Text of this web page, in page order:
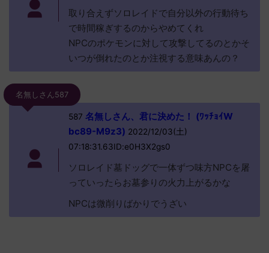
取り合えずソロレイドで自分以外の行動待ち
で時間稼ぎするのからやめてくれ
NPCのポケモンに対して攻撃してるのとかそ
いつが倒れたのとか注視する意味あんの？
名無しさん587
587 名無しさん、君に決めた！ (ﾜｯﾁｮｲW
bc89-M9z3) 2022/12/03(土)
07:18:31.63ID:e0H3X2gs0
ソロレイド墓ドッグで一体ずつ味方NPCを屠
っていったらお墓参りの火力上がるかな
NPCは微削りばかりでうざい